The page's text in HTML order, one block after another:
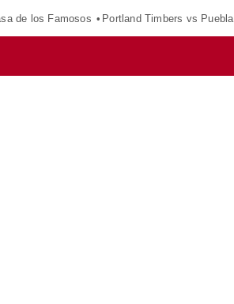
de los Famosos Portland Timbers vs Puebla